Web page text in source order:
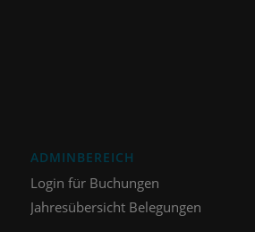
ADMINBEREICH
Login für Buchungen
Jahresübersicht Belegungen